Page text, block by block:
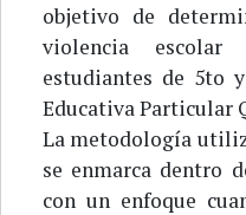
objetivo de
violencia
estudiantes de 5to
Educativa Particular
La metodología
se enmarca dentro
con un enfoque